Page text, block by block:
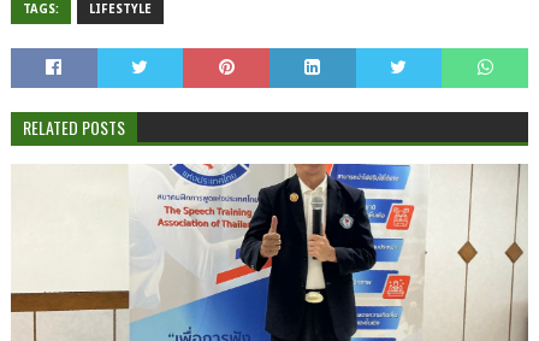
TAGS: LIFESTYLE
RELATED POSTS